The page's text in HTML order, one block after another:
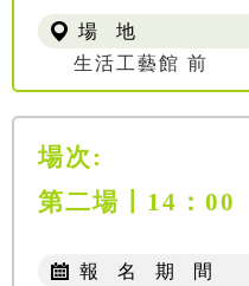
場 地
生活工藝館 前
場次:
第二場〡14：00
報 名 期 間